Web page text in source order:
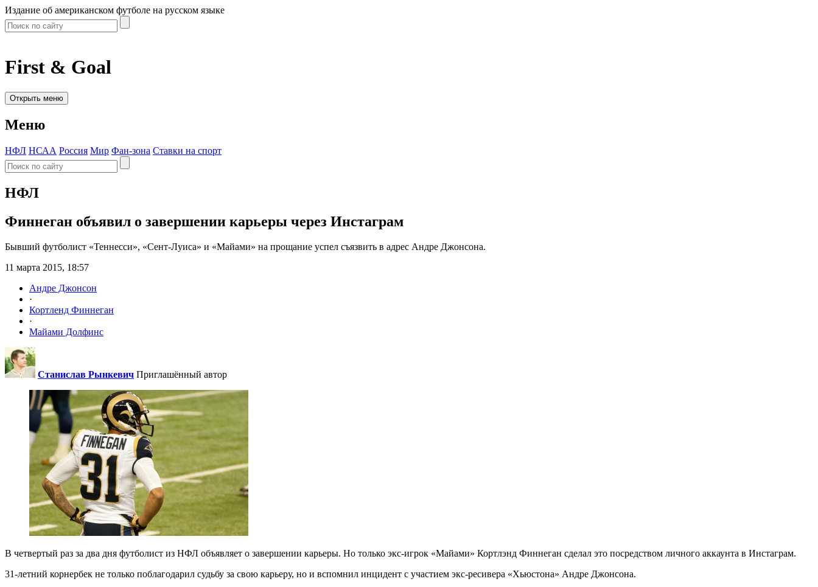
Издание об американском футболе на русском языке
First & Goal
Открыть меню
Меню
НФЛ НСАА Россия Мир Фан-зона Ставки на спорт
НФЛ
Финнеган объявил о завершении карьеры через Инстаграм
Бывший футболист «Теннесси», «Сент-Луиса» и «Майами» на прощание успел съязвить в адрес Андре Джонсона.
11 марта 2015, 18:57
Андре Джонсон
·
Кортленд Финнеган
·
Майами Долфинс
Станислав Рынкевич Приглашённый автор
В четвертый раз за два дня футболист из НФЛ объявляет о завершении карьеры. Но только экс-игрок «Майами» Кортлэнд Финнеган сделал это посредством личного аккаунта в Инстаграм.
31-летний корнербек не только поблагодарил судьбу за свою карьеру, но и вспомнил инцидент с участием экс-ресивера «Хьюстона» Андре Джонсона.